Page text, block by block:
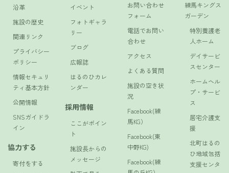
沿革
施設の歴史
関連リンク
プライバシー
ポリシー
情報セキュリ
ティ基本方針
公開情報
SNSガイドラ
イン
協力する
寄付をする
イベント
フォトギャラ
リー
ブログ
広報誌
はるのひカレ
ンダー
採用情報
ここがポイン
ト
施設長からの
メッセージ
お問い合わせ
フォーム
電話でお問い
合わせ
アクセス
よくある質問
施設の空き状
況
Facebook(練
馬KG）
Facebook(東
中野KG)
Facebook(練
練馬キングス
ガーデン
特別養護老
人ホーム
デイサービ
スセンター
ホームヘル
プ・サービ
ス
居宅介護支
援
北町はるの
ひ地域包括
支援センタ